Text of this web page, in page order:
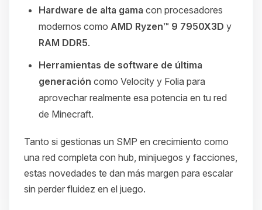
Hardware de alta gama con procesadores
modernos como AMD Ryzen™ 9 7950X3D y
RAM DDR5.
Herramientas de software de última
generación como Velocity y Folia para
aprovechar realmente esa potencia en tu red
de Minecraft.
Tanto si gestionas un SMP en crecimiento como
una red completa con hub, minijuegos y facciones,
estas novedades te dan más margen para escalar
sin perder fluidez en el juego.